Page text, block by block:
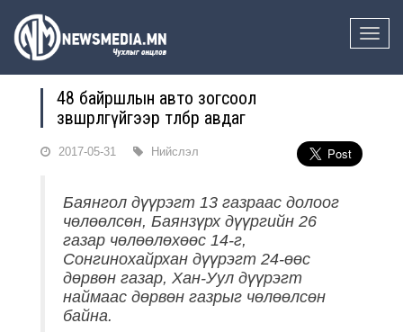
Toggle
48 байршлын авто зогсоол
зөвшөөрөлгүйгээр төлбөр авдаг
2017-05-31 Нийслэл
Баянгол дүүрэгт 13 газраас долоог
чөлөөлсөн, Баянзүрх дүүргийн 26
газар чөлөөлөхөөс 14-г,
Сонгинохайрхан дүүрэгт 24-өөс
дөрвөн газар, Хан-Уул дүүрэгт
наймаас дөрвөн газрыг чөлөөлсөн
байна.